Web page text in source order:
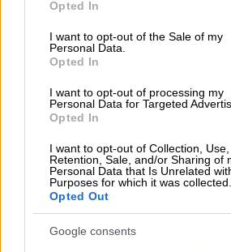
use your data for below specified
consent section.
Opted In
I want to opt-out of the Sale of my
Personal Data.
Opted In
I want to opt-out of processing my
Personal Data for Targeted
Opted In
I want to opt-out of Collection, Use,
Retention, Sale, and/or Sharing of
Personal Data that Is Unrelated
Purposes for which it was collected.
Opted Out
Google consents